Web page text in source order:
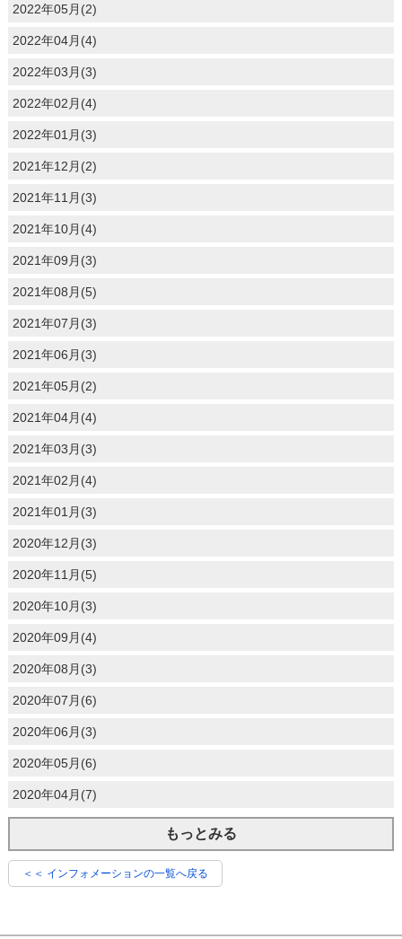
2022年05月(2)
2022年04月(4)
2022年03月(3)
2022年02月(4)
2022年01月(3)
2021年12月(2)
2021年11月(3)
2021年10月(4)
2021年09月(3)
2021年08月(5)
2021年07月(3)
2021年06月(3)
2021年05月(2)
2021年04月(4)
2021年03月(3)
2021年02月(4)
2021年01月(3)
2020年12月(3)
2020年11月(5)
2020年10月(3)
2020年09月(4)
2020年08月(3)
2020年07月(6)
2020年06月(3)
2020年05月(6)
2020年04月(7)
もっとみる
＜＜ インフォメーションの一覧へ戻る